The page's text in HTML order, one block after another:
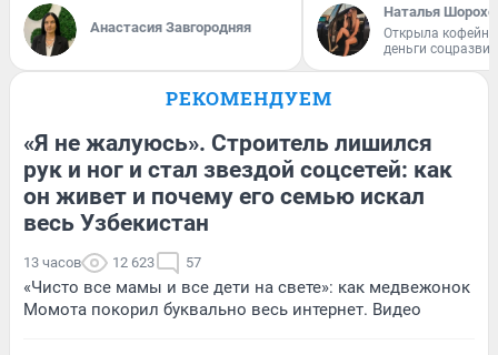
Анастасия Завгородняя
Наталья
Открыла
деньги
РЕКОМЕНДУЕМ
«Я не жалуюсь». Строитель лишился
рук и ног и стал звездой соцсетей: как
он живет и почему его семью искал
весь Узбекистан
13 часов 12 623 57
«Чисто все мамы и все дети на свете»: как медвежонок
Момота покорил буквально весь интернет. Видео